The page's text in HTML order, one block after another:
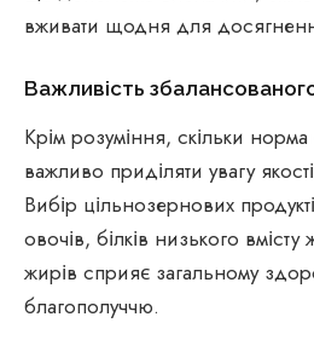
вживати щодня для
Важливість
Крім розуміння, скільки
важливо приділяти увагу
Вибір цільнозернових
овочів, білків низького
жирів сприяє загальному
благополуччю.